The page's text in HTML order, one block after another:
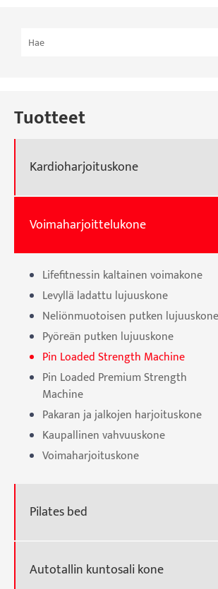
Tuotteet
Kardioharjoituskone
Voimaharjoittelukone
Lifefitnessin kaltainen voimakone
Levyllä ladattu lujuuskone
Neliönmuotoisen putken lujuuskone
Pyöreän putken lujuuskone
Pin Loaded Strength Machine
Pin Loaded Premium Strength
Machine
Pakaran ja jalkojen harjoituskone
Kaupallinen vahvuuskone
Voimaharjoituskone
Pilates bed
Autotallin kuntosali kone